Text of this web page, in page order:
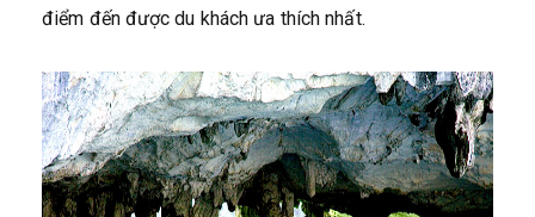
điểm đến được du khách ưa thích nhất.